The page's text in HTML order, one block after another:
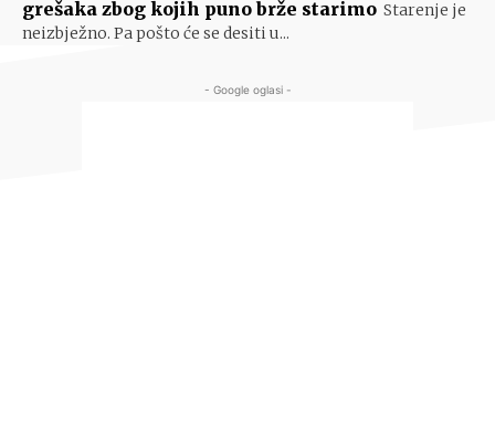
grešaka zbog kojih puno brže starimo Starenje je
neizbježno. Pa pošto će se desiti u...
- Google oglasi -